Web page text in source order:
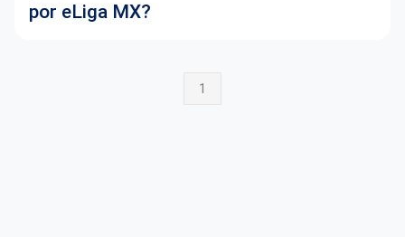
por eLiga MX?
1